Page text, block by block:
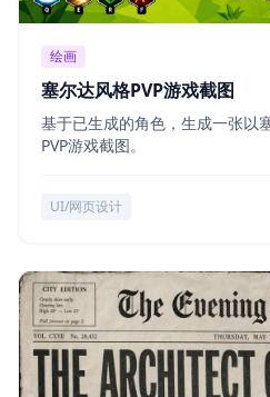
绘画
塞尔达风格PVP游戏截图
基于已生成的角色，生成一张以
PVP游戏截图。
UI/网页设计